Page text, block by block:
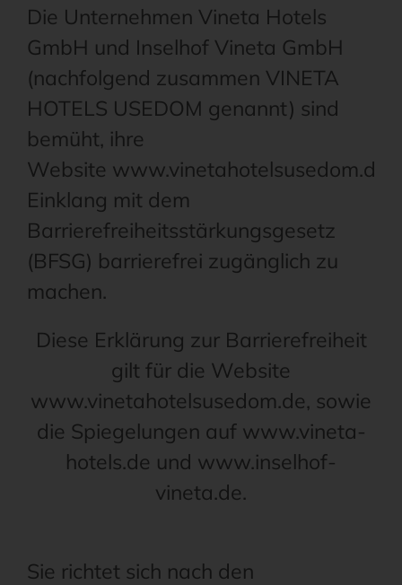
Die Unternehmen Vineta Hotels
GmbH und Inselhof Vineta GmbH
(nachfolgend zusammen VINETA
HOTELS USEDOM genannt) sind
bemüht, ihre
Website www.vinetahotelsusedom.de
Einklang mit dem
Barrierefreiheitsstärkungsgesetz
(BFSG) barrierefrei zugänglich zu
machen.
Diese Erklärung zur Barrierefreiheit
gilt für die Website
www.vinetahotelsusedom.de, sowie
die Spiegelungen auf www.vineta-
hotels.de und www.inselhof-
vineta.de.
Sie richtet sich nach den